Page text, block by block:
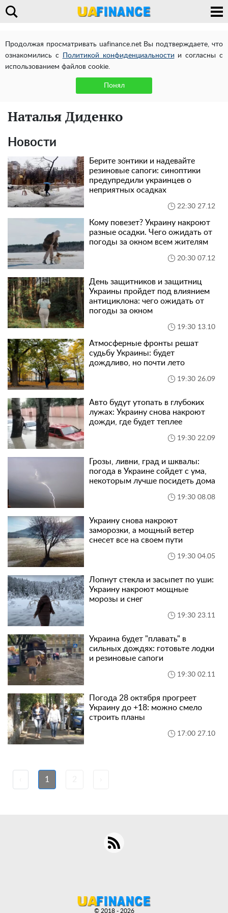
Продолжая просматривать uafinance.net Вы подтверждаете, что
ознакомились с
Политикой конфиденциальности и согласны с
использованием файлов cookie.
Понял
Наталья Диденко
Новости
Берите зонтики и надевайте
резиновые сапоги: синоптики
предупредили украинцев о
неприятных осадках
22:30 27.12
Кому повезет? Украину накроют
разные осадки. Чего ожидать от
погоды за окном всем жителям
20:30 07.12
День защитников и защитниц
Украины пройдет под влиянием
антициклона: чего ожидать от
погоды за окном
19:30 13.10
Атмосферные фронты решат
судьбу Украины: будет
дождливо, но почти лето
19:30 26.09
Авто будут утопать в глубоких
лужах: Украину снова накроют
дожди, где будет теплее
19:30 22.09
Грозы, ливни, град и шквалы:
погода в Украине сойдет с ума,
некоторым лучше посидеть дома
19:30 08.08
Украину снова накроют
заморозки, а мощный ветер
снесет все на своем пути
19:30 04.05
Лопнут стекла и засыпет по уши:
Украину накроют мощные
морозы и снег
19:30 23.11
Украина будет "плавать" в
сильных дождях: готовьте лодки
и резиновые сапоги
19:30 02.11
Погода 28 октября прогреет
Украину до +18: можно смело
строить планы
17:00 27.10
1
© 2018 - 2026